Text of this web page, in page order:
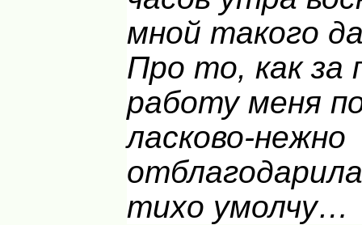
мной такого
Про то, как за
работу меня
ласково-нежно
тихо умолчу…